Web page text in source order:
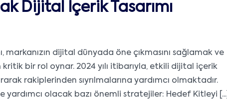
Dijital İçerik Tasarımı
markanızın dijital dünyada öne çıkmasını sağlamak ve
bir rol oynar. 2024 yılı itibarıyla, etkili dijital içerik
rakiplerinden sıyrılmalarına yardımcı olmaktadır.
yardımcı olacak bazı önemli stratejiler: Hedef Kitleyi [...]